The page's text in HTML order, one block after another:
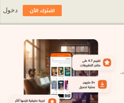
اشترك الآن دخول